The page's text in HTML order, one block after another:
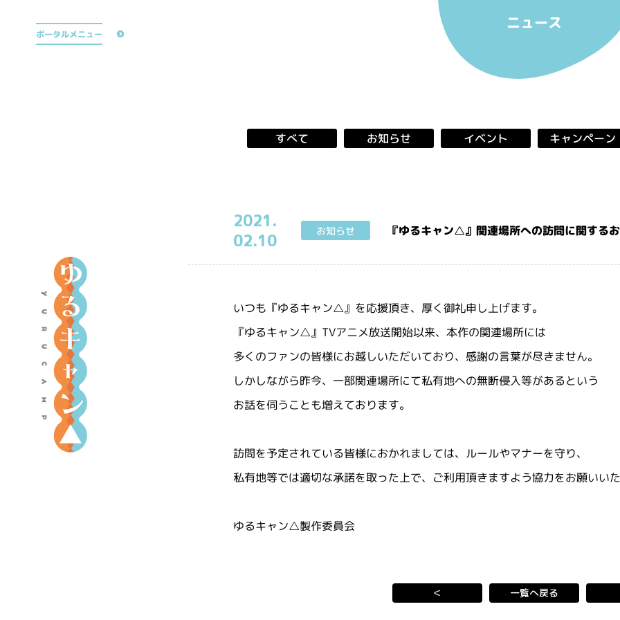
『
ゆ
る
キ
ャ
ン
ポータルメニュー
公式TikTok
ニュース
すべて お知らせ イベント キャンペーン
2021.
02.10
お知らせ 『ゆるキャン△』関連場所への訪問に関する
いつも『ゆるキャン△』を応援頂き、厚く御礼申し上げます。
『ゆるキャン△』TVアニメ放送開始以来、本作の関連場所には
多くのファンの皆様にお越しいただいており、感謝の言葉が尽きません。
しかしながら昨今、一部関連場所にて私有地への無断侵入等があるという
お話を伺うことも増えております。
訪問を予定されている皆様におかれましては、ルールやマナーを守り、
私有地等では適切な承諾を取った上で、ご利用頂きますよう協力をお願いいた
ゆるキャン△製作委員会
＜ 一覧へ戻る